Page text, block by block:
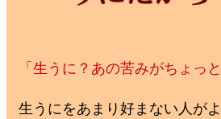
「生うに？あの苦みがちょっ
生うにをあまり好まない人が